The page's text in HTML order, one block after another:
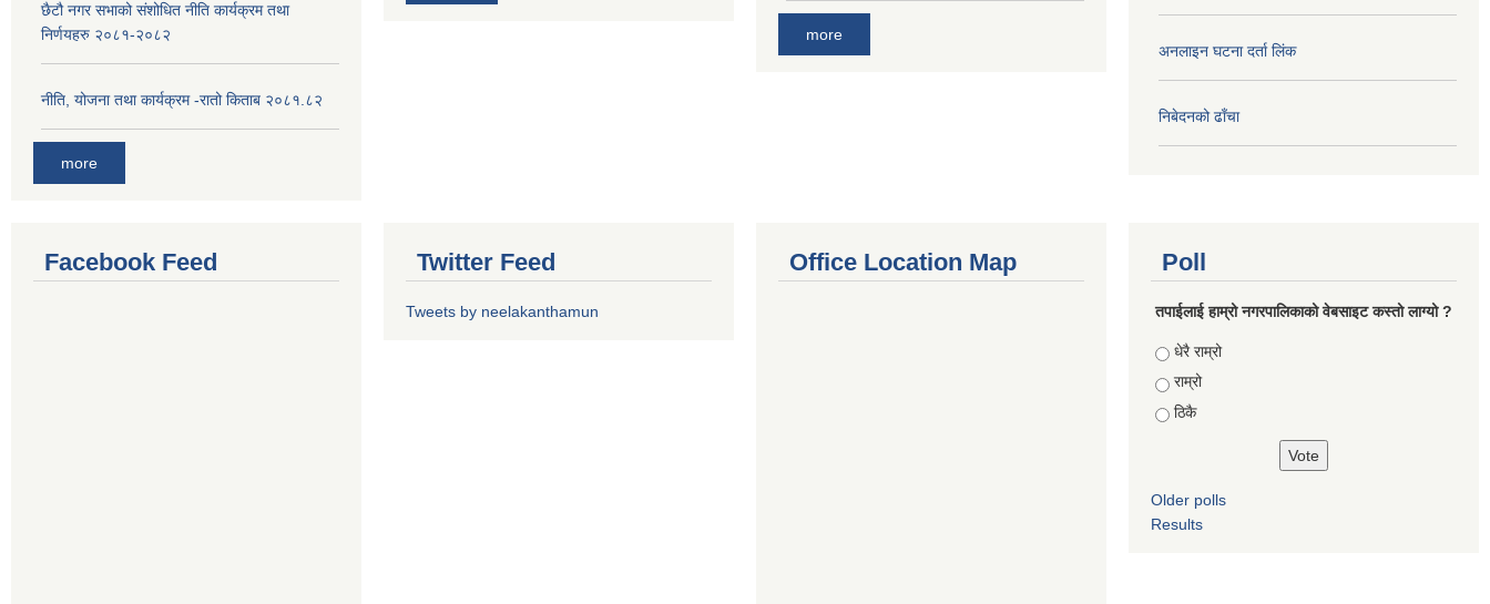
छैटौ नगर सभाको संशोधित नीति कार्यक्रम तथा
निर्णयहरु २०८१-२०८२
नीति, योजना तथा कार्यक्रम -रातो किताब २०८१.८२
more
more
अनलाइन घटना दर्ता लिंक
निबेदनको ढाँचा
Facebook Feed Twitter Feed
Tweets by neelakanthamun
Office Location Map Poll
तपाईलाई हाम्रो नगरपालिकाको वेबसाइट कस्तो लाग्यो ?
Choices
धेरै राम्रो
राम्रो
ठिकै
Older polls
Results